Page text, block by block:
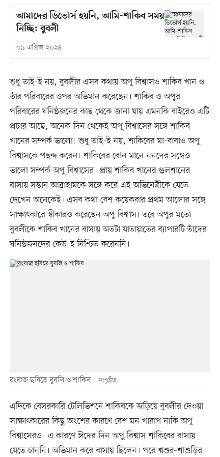
আমাদের ডিভোর্স হয়নি, আমি-শাকিব সময়
নিচ্ছি: বুবলী
০৯ এপ্রিল ২০২৪
শুধু তাই-ই নয়, বুবলীর এসব কথায় অপু বিশ্বাসও শাকিব খান ও
তাঁর পরিবারের ওপর অভিমান করেছেন। শাকিব ও অপুর
পরিবারের ঘনিষ্ঠজনের কাছ থেকে জানা যায় এমনকি বাইরেও এটি
প্রচার আছে, অনেক দিন থেকেই অপু বিশ্বাসের সঙ্গে শাকিব
খানের সম্পর্ক ভালো। শুধু তাই-ই নয়, শাকিবের মা-বাবাও অপু
বিশ্বাসকে পছন্দ করেন। শাকিবের বোন মানে ননদের সঙ্গেও
ভালো সম্পর্ক অপু বিশ্বাসের। প্রায় শাকিব খানের গুলশানের
বাসায় সন্তান আব্রাহামকে সঙ্গে করে এই অভিনেত্রীকে যেতে
দেখেন অনেকেই। এসব কথা বেশ কয়েকবার প্রথম আলোর সঙ্গে
সাক্ষাৎকারে স্বীকারও করেছেন অপু বিশ্বাস। তবে অপুর মতো
বুবলীকে শাকিব খানের বাসায় অতটা যাতায়াতের ব্যাপারটি তাঁদের
ঘনিষ্ঠজনদের কেউ-ই নিশ্চিত করেননি।
রংবাজ ছবিতে বুবলি ও শাকিব সংগৃহীত
এদিকে বেসরকারি টেলিভিশনে শাকিবকে জড়িয়ে বুবলীর দেওয়া
সাক্ষাৎকারের কিছু অংশের কারণে বেশ মন খারাপ নাকি অপু
বিশ্বাসেরও। এ কারণে ঈদের দিন অপু বিশ্বাস শাকিবের বাসায়
যেতে চাননি। অভিমান করে বাসায় ছিলেন। পরে শ্বশুর-শাশুড়ির